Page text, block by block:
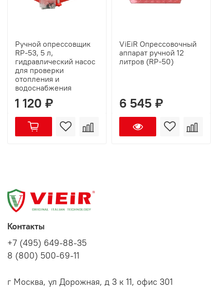
Ручной опрессовщик
RP-53, 5 л,
гидравлический насос
для проверки
отопления и
водоснабжения
1 120 ₽
ViEiR Опрессовочный
аппарат ручной 12
литров (RP-50)
6 545 ₽
Контакты
+7 (495) 649-88-35
8 (800) 500-69-11
г Москва, ул Дорожная, д 3 к 11, офис 301